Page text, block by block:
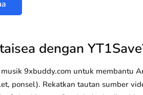
dengan
9xbuddy.com untuk membantu
ponsel). Rekatkan tautan sumber